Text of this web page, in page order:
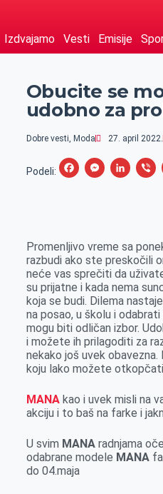
Izdvajamo Vesti Emisije
Obucite se
udobno za
Dobre vesti, Moda 27. april 2022.
Podeli:
F
b
o
o
k
M
e
n
g
e
r
L
e
d
I
n
V
r
Promenljivo vreme sa
razbudi ako ste preskočili
neće vas sprečiti da
su prijatne i kada nema
koja se budi. Dilema
na posao, u školu i
mogu biti odličan izbor.
i možete ih prilagoditi za
nekako još uvek obavezna.
koju lako možete
MANA kao i uvek misli na
akciju i to baš na farke i
U svim MANAradnjama
odabrane modele MANA
do 04.maja